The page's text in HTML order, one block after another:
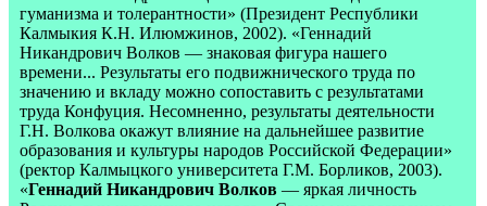
гуманизма и толерантности» (Президент Республики
Калмыкия К.Н. Илюмжинов, 2002). «Геннадий
Никандрович Волков — знаковая фигура нашего
времени... Результаты его подвижнического труда по
значению и вкладу можно сопоставить с результатами
труда Конфуция. Несомненно, результаты деятельности
Г.Н. Волкова окажут влияние на дальнейшее развитие
образования и культуры народов Российской Федерации»
(ректор Калмыцкого университета Г.М. Борликов, 2003).
«Геннадий Никандрович Волков — яркая личность